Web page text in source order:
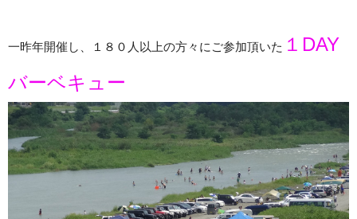
一昨年開催し、１８０人以上の方々にご参加頂いた １DAY
バーベキュー